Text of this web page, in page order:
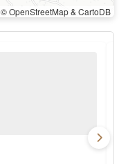
© OpenStreetMap & CartoDB